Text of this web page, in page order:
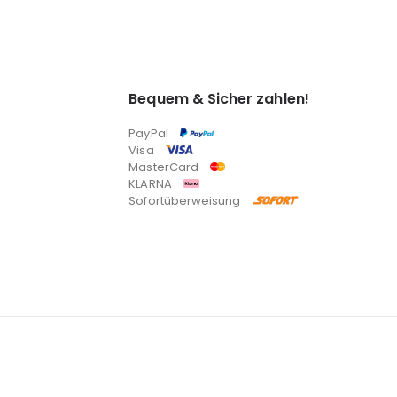
Bequem & Sicher zahlen!
PayPal
Visa
MasterCard
KLARNA
Sofortüberweisung